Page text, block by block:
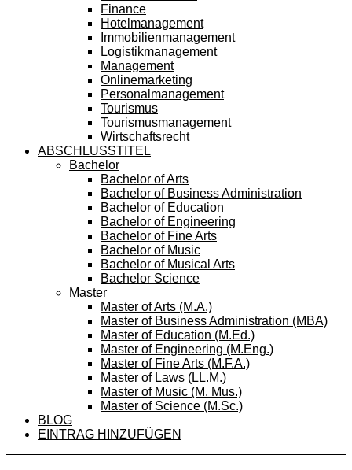
Finance
Hotelmanagement
Immobilienmanagement
Logistikmanagement
Management
Onlinemarketing
Personalmanagement
Tourismus
Tourismusmanagement
Wirtschaftsrecht
ABSCHLUSSTITEL
Bachelor
Bachelor of Arts
Bachelor of Business Administration
Bachelor of Education
Bachelor of Engineering
Bachelor of Fine Arts
Bachelor of Music
Bachelor of Musical Arts
Bachelor Science
Master
Master of Arts (M.A.)
Master of Business Administration (MBA)
Master of Education (M.Ed.)
Master of Engineering (M.Eng.)
Master of Fine Arts (M.F.A.)
Master of Laws (LL.M.)
Master of Music (M. Mus.)
Master of Science (M.Sc.)
BLOG
EINTRAG HINZUFÜGEN